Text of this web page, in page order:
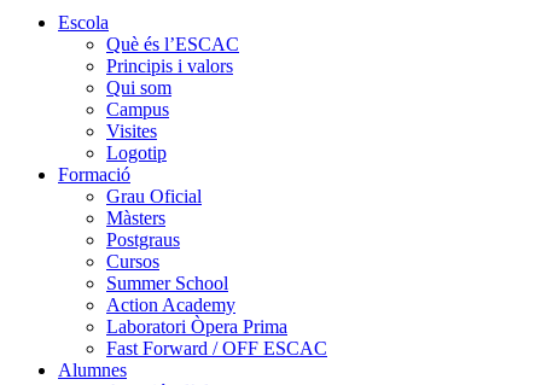
Escola
Què és l’ESCAC
Principis i valors
Qui som
Campus
Visites
Logotip
Formació
Grau Oficial
Màsters
Postgraus
Cursos
Summer School
Action Academy
Laboratori Òpera Prima
Fast Forward / OFF ESCAC
Alumnes